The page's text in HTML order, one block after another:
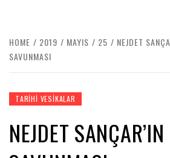
HOME 2019 MAYIS 25
NEJDET
SAVUNMASI
TARIHI VESIKALAR
NEJDET